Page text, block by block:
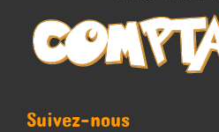
Suivez-nous